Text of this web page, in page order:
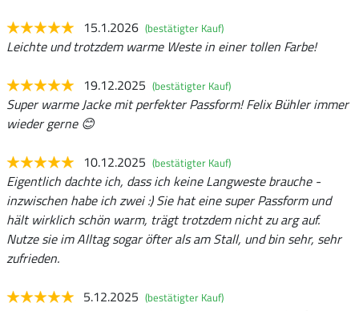
15.1.2026 (bestätigter Kauf)
Leichte und trotzdem warme Weste in einer tollen Farbe!
19.12.2025 (bestätigter Kauf)
Super warme Jacke mit perfekter Passform! Felix Bühler immer
wieder gerne 😊
10.12.2025 (bestätigter Kauf)
Eigentlich dachte ich, dass ich keine Langweste brauche -
inzwischen habe ich zwei :) Sie hat eine super Passform und
hält wirklich schön warm, trägt trotzdem nicht zu arg auf.
Nutze sie im Alltag sogar öfter als am Stall, und bin sehr, sehr
zufrieden.
5.12.2025 (bestätigter Kauf)